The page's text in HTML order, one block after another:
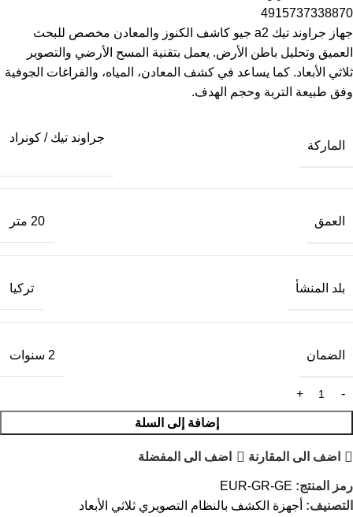
4915737338870
جهاز جراوند تيك a2 جيو كاشف الكنوز والمعادن مخصص للبحث
العميق وتحليل باطن الأرض. يعمل بتقنية المسح الأرضي والتصوير
ثلاثي الأبعاد. كما يساعد في كشف المعادن، المياه، والفراغات الجوفية
وفق طبيعة التربة وحجم الهدف.
الماركة
جراوند تيك / كونراد
العمق 20 متر
بلد المنشأ تركيا
الضمان 2 سنوات
إضافة إلى السلة
اضف الى المقارنة اضف الى المفضلة
رمز المنتج: EUR-GR-GE
التصنيف: أجهزة الكشف بالنظام التصويري ثلاثي الأبعاد